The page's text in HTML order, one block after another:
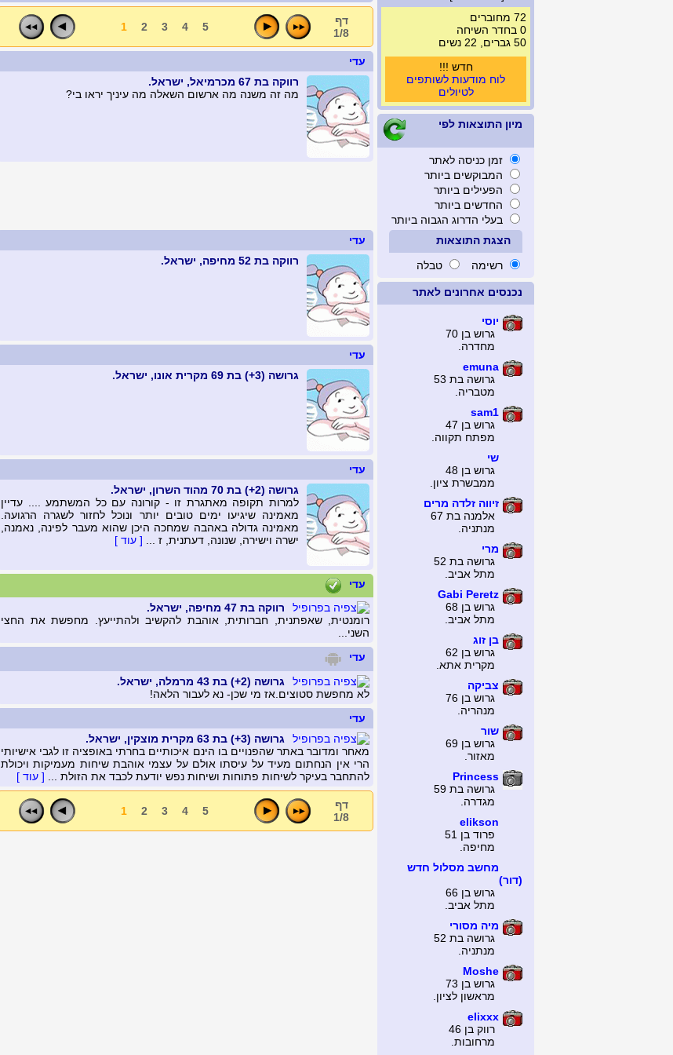
72 מחוברים
0 בחדר השיחה
50 גברים, 22 נשים
חדש !!!
לוח מודעות לשותפים
לטיולים
מיון התוצאות לפי
זמן כניסה לאתר
המבוקשים ביותר
הפעילים ביותר
החדשים ביותר
בעלי הדרוג הגבוה ביותר
הצגת התוצאות
רשימה
טבלה
נכנסים אחרונים לאתר
יוסי
גרוש בן 70
מחדרה.
emuna
גרושה בת 53
מטבריה.
sam1
גרוש בן 47
מפתח תקווה.
שי
גרוש בן 48
ממבשרת ציון.
זיווה זלדה מרים
אלמנה בת 67
מנתניה.
מרי
גרושה בת 52
מתל אביב.
Gabi Peretz
גרוש בן 68
מתל אביב.
בן זוג
גרוש בן 62
מקרית אתא.
צביקה
גרוש בן 76
מנהריה.
שור
גרוש בן 69
מאזור.
Princess
גרושה בת 59
מגדרה.
elikson
פרוד בן 51
מחיפה.
מחשב מסלול חדש
(דור)
גרוש בן 66
מתל אביב.
מיה מסורי
גרושה בת 52
מנתניה.
Moshe
גרוש בן 73
מראשון לציון.
elixxx
רווק בן 46
מרחובות.
דף
1/8
1 2 3 4 5
עדי
רווקה בת 67 מכרמיאל, ישראל.
מה זה משנה מה ארשום השאלה מה עיניך יראו בי?
עדי
רווקה בת 52 מחיפה, ישראל.
עדי
גרושה (3+) בת 69 מקרית אונו, ישראל.
עדי
גרושה (2+) בת 70 מהוד השרון, ישראל.
למרות תקופה מאתגרת זו - קורונה עם כל המשתמע .... עדיין
מאמינה שיגיעו ימים טובים יותר ונוכל לחזור לשגרה הרגועה.
מאמינה גדולה באהבה שמחכה היכן שהוא מעבר לפינה, נאמנה,
ישרה וישירה, שנונה, דעתנית, ז ... [ עוד ]
עדי
רווקה בת 47 מחיפה, ישראל.
רומנטית, שאפתנית, חברותית, אוהבת להקשיב ולהתייעץ. מחפשת את החצי
השני...
עדי
גרושה (2+) בת 43 מרמלה, ישראל.
לא מחפשת סטוצים.אז מי שכן- נא לעבור הלאה!
עדי
גרושה (3+) בת 63 מקרית מוצקין, ישראל.
מאחר ומדובר באתר שהפנויים בו הינם איכותיים בחרתי באופציה זו לגבי אישיותי
הרי אין הנחתום מעיד על עיסתו אולם על עצמי אוהבת שיחות מעמיקות ויכולת
להתחבר בעיקר לשיחות פתוחות ושיחות נפש יודעת לכבד את הזולת ... [ עוד ]
דף
1/8
1 2 3 4 5